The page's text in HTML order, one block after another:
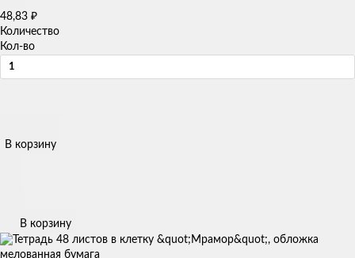
48,83 ₽
Количество
Кол-во
В корзину
В корзину